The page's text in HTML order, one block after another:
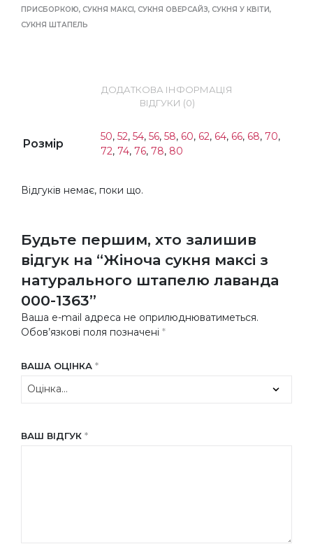
ПРИСБОРКОЮ, СУКНЯ МАКСІ, СУКНЯ ОВЕРСАЙЗ, СУКНЯ У КВІТИ,
СУКНЯ ШТАПЕЛЬ
ДОДАТКОВА ІНФОРМАЦІЯ
ВІДГУКИ (0)
Розмір
50, 52, 54, 56, 58, 60, 62, 64, 66, 68, 70,
72, 74, 76, 78, 80
Відгуків немає, поки що.
Будьте першим, хто залишив
відгук на “Жіноча сукня максі з
натурального штапелю лаванда
000-1363”
Ваша e-mail адреса не оприлюднюватиметься.
Обов’язкові поля позначені *
ВАША ОЦІНКА *
ВАШ ВІДГУК *